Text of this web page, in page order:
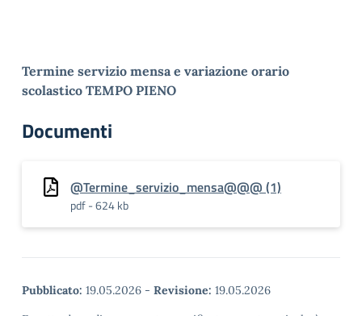
Termine servizio mensa e variazione orario
scolastico TEMPO PIENO
Documenti
@Termine_servizio_mensa@@@ (1)
pdf - 624 kb
Pubblicato: 19.05.2026 - Revisione: 19.05.2026